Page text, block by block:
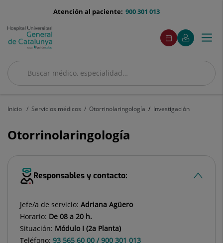
menu-
900 301 013
Atención al paciente:
Buscar
Buscar
menuAcceso
Pedir
cita
Este
enlace
se
en
Mi
Quirónsalud
Este
enlace
se
en
ventana
Menú
Inicio Servicios médicos Otorrinolaringología Investigación
Otorrinolaringología
Responsables y contacto:
Jefe/a de servicio: Adriana Agüero
Horario: De 08 a 20 h.
Situación: Módulo I (2a Planta)
Teléfono: 93 565 60 00 / 900 301 013